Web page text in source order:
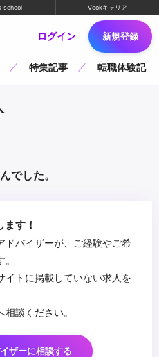
school Vookキャリア
ログイン 新規登録
特集記事 転職体験記
でした。
す！
ドバイザーが、ご経験やご希
イトに掲載していない求人を
談ください。
ザーに相談する